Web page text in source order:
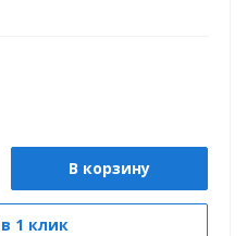
В корзину
1 клик